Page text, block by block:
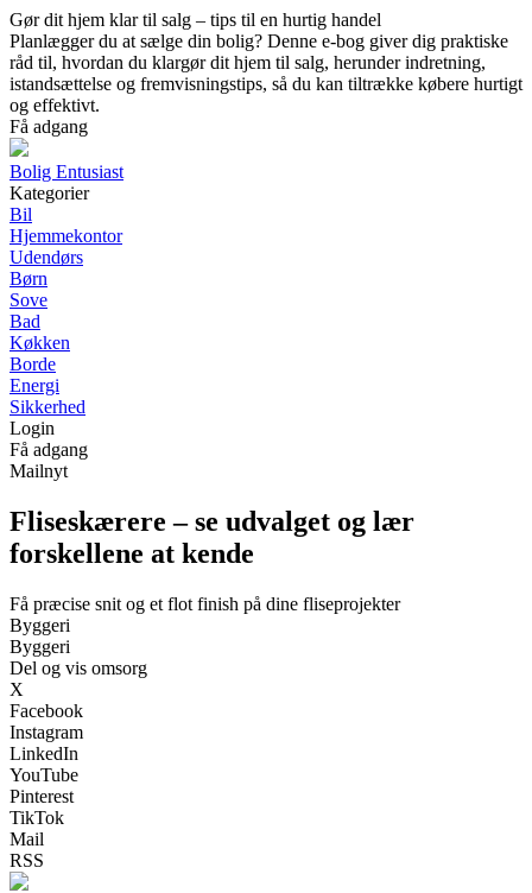
Gør dit hjem klar til salg – tips til en hurtig handel
Planlægger du at sælge din bolig? Denne e-bog giver dig praktiske
råd til, hvordan du klargør dit hjem til salg, herunder indretning,
istandsættelse og fremvisningstips, så du kan tiltrække købere hurtigt
og effektivt.
Få adgang
Bolig Entusiast
Kategorier
Bil
Hjemmekontor
Udendørs
Børn
Sove
Bad
Køkken
Borde
Energi
Sikkerhed
Login
Få adgang
Mailnyt
Fliseskærere – se udvalget og lær
forskellene at kende
Få præcise snit og et flot finish på dine fliseprojekter
Byggeri
Byggeri
Del og vis omsorg
X
Facebook
Instagram
LinkedIn
YouTube
Pinterest
TikTok
Mail
RSS